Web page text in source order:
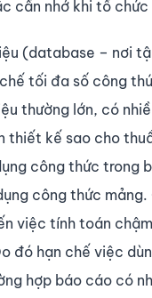
cần nhớ khi tổ chức
(database – nơi
tối đa số công
thường lớn, có
thiết kế sao cho
công thức trong
công thức
việc tính toán
đó hạn chế việc
hợp báo cáo có